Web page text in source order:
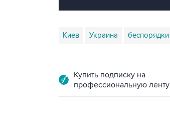
Киев Украина беспорядки
Купить подписку на
профессиональную ленту